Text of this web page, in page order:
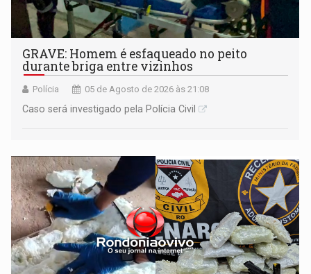
GRAVE: Homem é esfaqueado no peito
durante briga entre vizinhos
Polícia 05 de Agosto de 2026 às 21:08
Caso será investigado pela Polícia Civil